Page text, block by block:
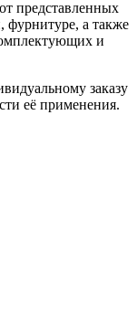
представленных
фурнитуре, а также
и
заказу
её применения.